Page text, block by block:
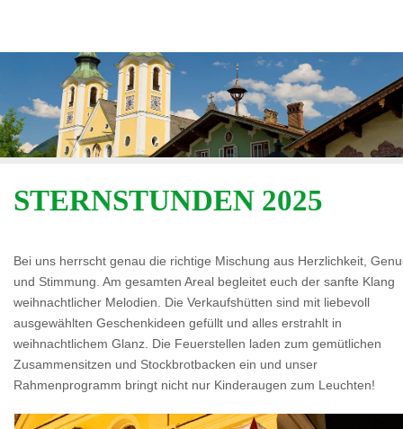
STERNSTUNDEN 2025
Bei uns herrscht genau die richtige Mischung aus Herzlichkeit,
und Stimmung. Am gesamten Areal begleitet euch der sanfte Klang
weihnachtlicher Melodien. Die Verkaufshütten sind mit liebevoll
ausgewählten Geschenkideen gefüllt und alles erstrahlt in
weihnachtlichem Glanz. Die Feuerstellen laden zum gemütlichen
Zusammensitzen und Stockbrotbacken ein und unser
Rahmenprogramm bringt nicht nur Kinderaugen zum Leuchten!